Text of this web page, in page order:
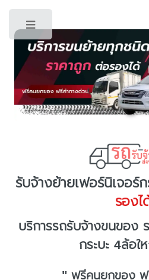
รับจ้างย้ายเฟอร์นิเจอร์
รองไ
บริการรถรับจ้างขนของ
กระบะ 4ล้อ
" ฟรีคนยกของ
Toggle